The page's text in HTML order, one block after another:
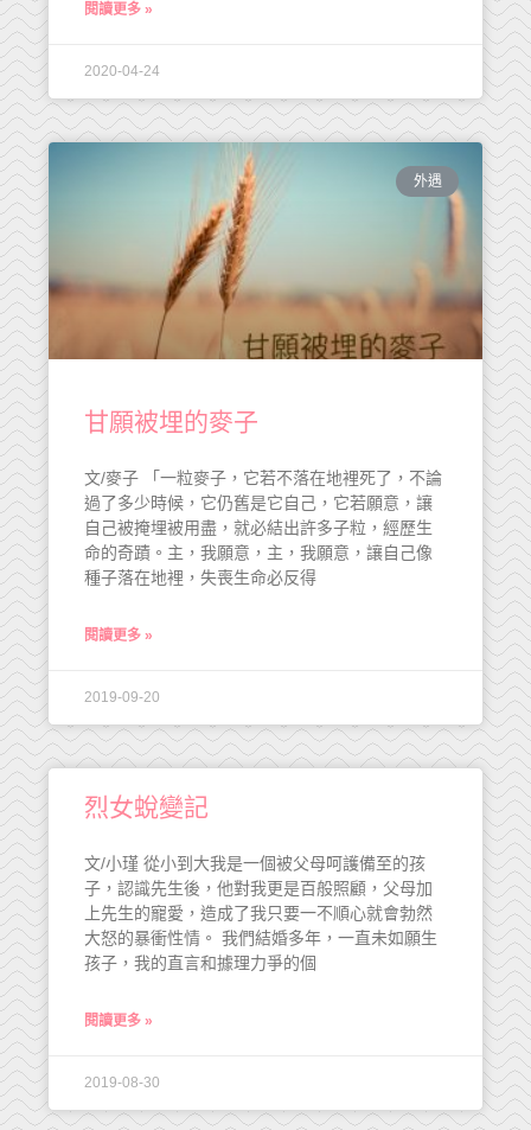
閱讀更多 »
2020-04-24
外遇
甘願被埋的麥子
文/麥子 「一粒麥子，它若不落在地裡死了，不論
過了多少時候，它仍舊是它自己，它若願意，讓
自己被掩埋被用盡，就必結出許多子粒，經歷生
命的奇蹟。主，我願意，主，我願意，讓自己像
種子落在地裡，失喪生命必反得
閱讀更多 »
2019-09-20
烈女蛻變記
文/小瑾 從小到大我是一個被父母呵護備至的孩
子，認識先生後，他對我更是百般照顧，父母加
上先生的寵愛，造成了我只要一不順心就會勃然
大怒的暴衝性情。 我們結婚多年，一直未如願生
孩子，我的直言和據理力爭的個
閱讀更多 »
2019-08-30